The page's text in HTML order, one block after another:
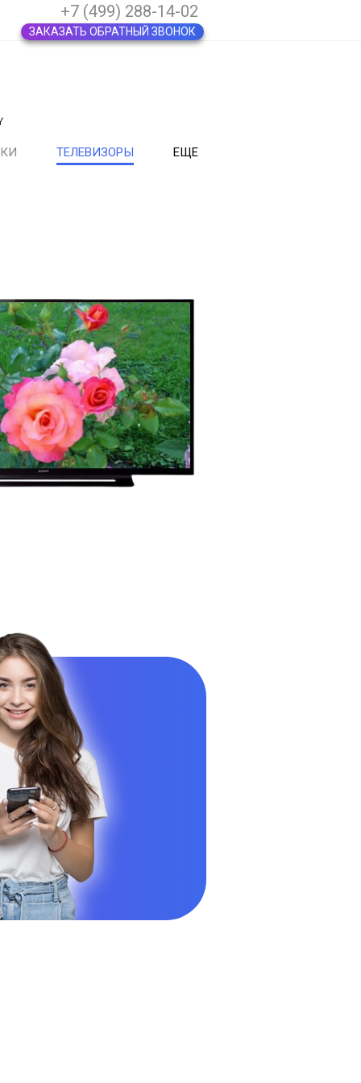
+7 (499) 288-14-02
ЗАКАЗАТЬ ОБРАТНЫЙ ЗВОНОК
ТЕЛЕВИЗОРЫ ЕЩЕ